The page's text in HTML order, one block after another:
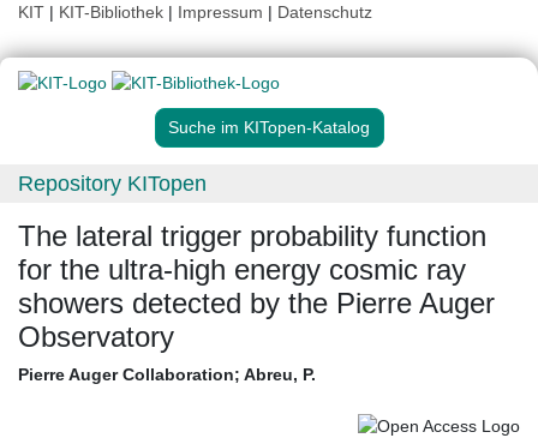
KIT | KIT-Bibliothek | Impressum | Datenschutz
Suche im KITopen-Katalog
Repository KITopen
The lateral trigger probability function
for the ultra-high energy cosmic ray
showers detected by the Pierre Auger
Observatory
Pierre Auger Collaboration; Abreu, P.